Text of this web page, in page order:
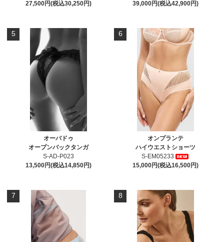
27,500円(税込30,250円)
39,000円(税込42,900円)
5
オーバドゥ
オープンバックタンガ
S-AD-P023
13,500円(税込14,850円)
6
オンプランテ
ハイウエストショーツ
S-EM05233
15,000円(税込16,500円)
7 8